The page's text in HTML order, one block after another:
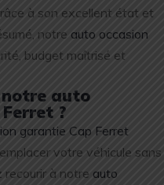
à son excellent état et
notre auto occasion
budget maîtrisé et
auto
?
garantie Cap Ferret
votre véhicule sans
à notre auto